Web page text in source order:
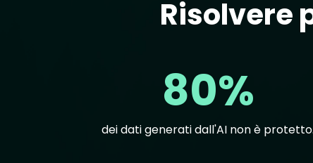
Risolvere
80%
dei dati generati dall'AI non è protetto.